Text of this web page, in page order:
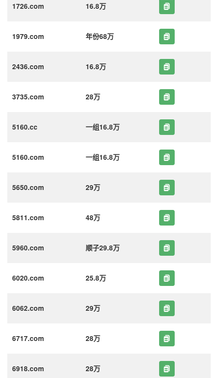
1726.com 16.8万
1979.com 年份68万
2436.com 16.8万
3735.com 28万
5160.cc 一组16.8万
5160.com 一组16.8万
5650.com 29万
5811.com 48万
5960.com 顺子29.8万
6020.com 25.8万
6062.com 29万
6717.com 28万
6918.com 28万